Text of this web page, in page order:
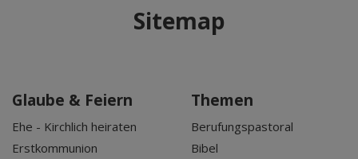
Sitemap
Glaube & Feiern
Ehe - Kirchlich heiraten
Erstkommunion
Themen
Berufungspastoral
Bibel